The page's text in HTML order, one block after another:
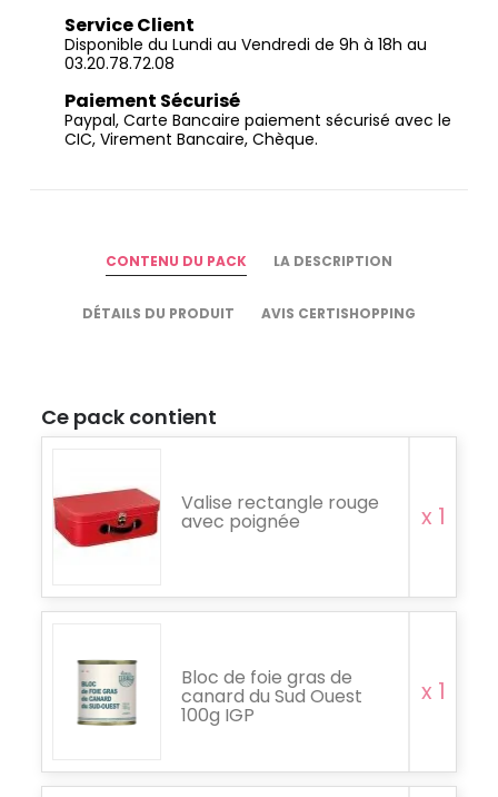
Service Client
Disponible du Lundi au Vendredi de 9h à 18h au
03.20.78.72.08
Paiement Sécurisé
Paypal, Carte Bancaire paiement sécurisé avec le
CIC, Virement Bancaire, Chèque.
CONTENU DU PACK LA DESCRIPTION
DÉTAILS DU PRODUIT AVIS CERTISHOPPING
Ce pack contient
Valise rectangle rouge
avec poignée x 1
Bloc de foie gras de
canard du Sud Ouest
100g IGP
x 1